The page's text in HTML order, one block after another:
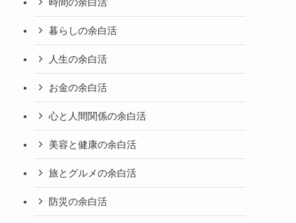
暮らしの余白活
人生の余白活
お金の余白活
心と人間関係の余白活
美容と健康の余白活
旅とグルメの余白活
防災の余白活